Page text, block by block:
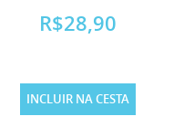
R$28,90
INCLUIR NA CESTA